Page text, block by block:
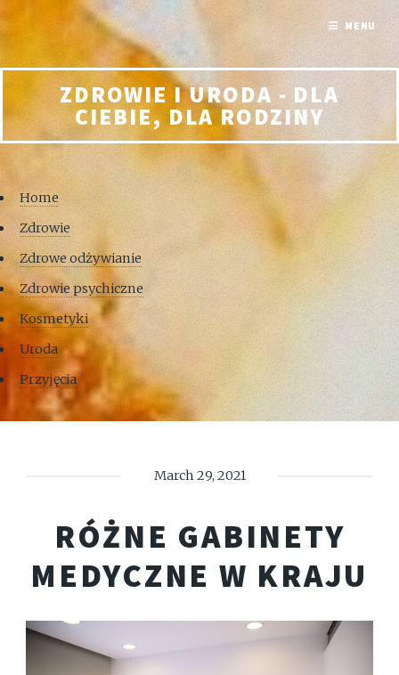
ZDROWIE I URODA - DLA
CIEBIE, DLA RODZINY
Home
Zdrowie
Zdrowe odżywianie
Zdrowie psychiczne
Kosmetyki
Uroda
Przyjęcia
March 29, 2021
RÓŻNE GABINETY
MEDYCZNE W KRAJU
MENU